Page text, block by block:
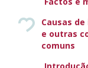
Causas
e outras
comuns
dificultar o
próprios cuidados.